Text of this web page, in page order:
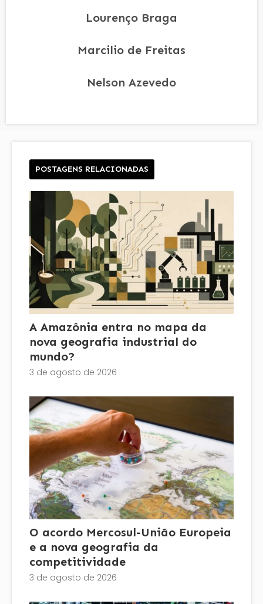
Lourenço Braga
Marcilio de Freitas
Nelson Azevedo
POSTAGENS RELACIONADAS
A Amazônia entra no mapa da
nova geografia industrial do
mundo?
3 de agosto de 2026
O acordo Mercosul-União Europeia
e a nova geografia da
competitividade
3 de agosto de 2026